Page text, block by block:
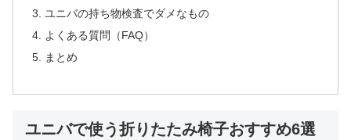
ユニバの持ち物検査でダメなもの
よくある質問（FAQ）
まとめ
ユニバで使う折りたたみ椅子おすすめ6選